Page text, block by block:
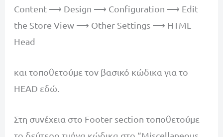
Content ⟶ Design ⟶ Configuration ⟶ Edit
the Store View ⟶ Other Settings ⟶ HTML
Head
και τοποθετούμε τον βασικό κώδικα για το
HEAD εδώ.
Στη συνέχεια στο Footer section τοποθετούμε